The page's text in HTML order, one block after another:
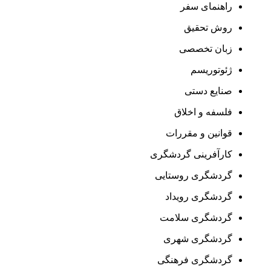
راهنمای سفر
روش تحقیق
زبان تخصصی
ژئوتوریسم
صنایع دستی
فلسفه و اخلاق
قوانین و مقررات
کارآفرینی گردشگری
گردشگری روستایی
گردشگری رویداد
گردشگری سلامت
گردشگری شهری
گردشگری فرهنگی